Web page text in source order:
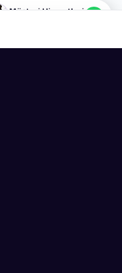
Müşteri Hizmetleri